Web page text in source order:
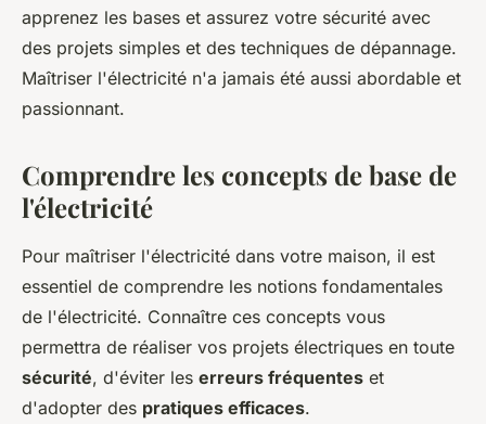
apprenez les bases et assurez votre sécurité avec
des projets simples et des techniques de dépannage.
Maîtriser l'électricité n'a jamais été aussi abordable et
passionnant.
Comprendre les concepts de base de
l'électricité
Pour maîtriser l'électricité dans votre maison, il est
essentiel de comprendre les notions fondamentales
de l'électricité. Connaître ces concepts vous
permettra de réaliser vos projets électriques en toute
sécurité, d'éviter les erreurs fréquentes et
d'adopter des pratiques efficaces.